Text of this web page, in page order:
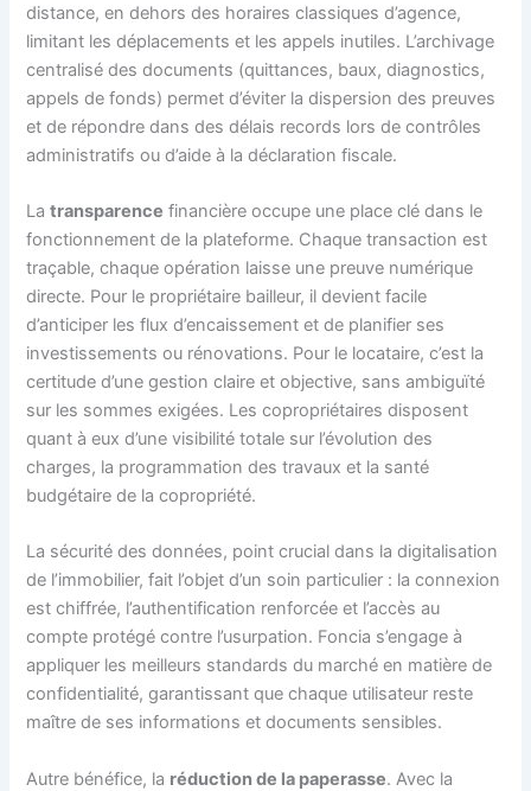
distance, en dehors des horaires classiques d’agence,
limitant les déplacements et les appels inutiles. L’archivage
centralisé des documents (quittances, baux, diagnostics,
appels de fonds) permet d’éviter la dispersion des preuves
et de répondre dans des délais records lors de contrôles
administratifs ou d’aide à la déclaration fiscale.
Latransparence financière occupe une place clé dans le
fonctionnement de la plateforme. Chaque transaction est
traçable, chaque opération laisse une preuve numérique
directe. Pour le propriétaire bailleur, il devient facile
d’anticiper les flux d’encaissement et de planifier ses
investissements ou rénovations. Pour le locataire, c’est la
certitude d’une gestion claire et objective, sans ambiguïté
sur les sommes exigées. Les copropriétaires disposent
quant à eux d’une visibilité totale sur l’évolution des
charges, la programmation des travaux et la santé
budgétaire de la copropriété.
La sécurité des données, point crucial dans la digitalisation
de l’immobilier, fait l’objet d’un soin particulier : la connexion
est chiffrée, l’authentification renforcée et l’accès au
compte protégé contre l’usurpation. Foncia s’engage à
appliquer les meilleurs standards du marché en matière de
confidentialité, garantissant que chaque utilisateur reste
maître de ses informations et documents sensibles.
Autre bénéfice, la réduction de la paperasse. Avec la